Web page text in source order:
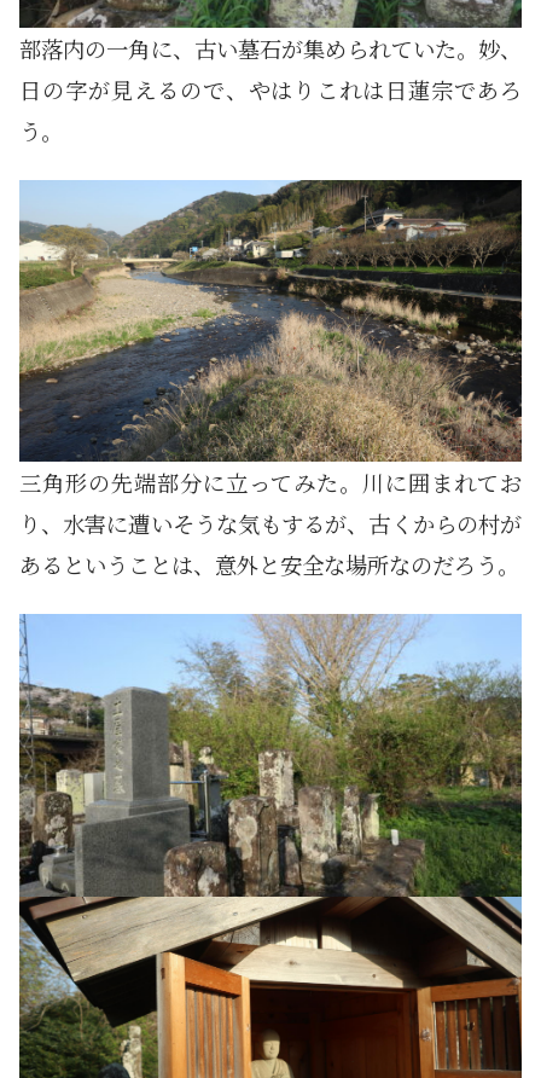
部落内の一角に、古い墓石が集められていた。妙、
日の字が見えるので、やはりこれは日蓮宗であろ
う。
三角形の先端部分に立ってみた。川に囲まれてお
り、水害に遭いそうな気もするが、古くからの村が
あるということは、意外と安全な場所なのだろう。